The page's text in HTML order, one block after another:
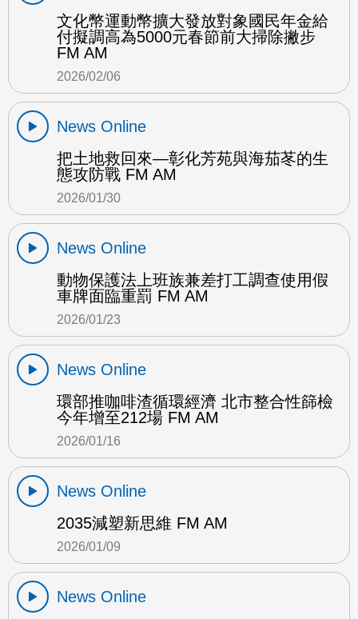
文化幣運動幣擴大發放對象國民年金給
付擬調高為5000元春節前大掃除撇步
FM AM
2026/02/06
News Online
把土地救回來—彰化芳苑與海茄苳的生
態攻防戰 FM AM
2026/01/30
News Online
動物保護法上班族兼差打工調查使用假
車牌面臨重罰 FM AM
2026/01/23
News Online
環部推咖啡渣循環經濟 北市整合性篩檢
今年增至212場 FM AM
2026/01/16
News Online
2035減塑新思維 FM AM
2026/01/09
News Online